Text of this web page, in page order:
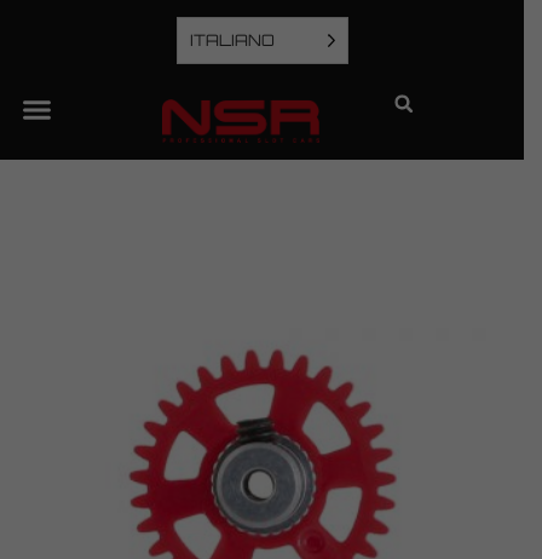
ITALIANO